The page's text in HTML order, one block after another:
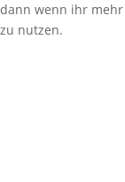
dann wenn ihr
zu nutzen.